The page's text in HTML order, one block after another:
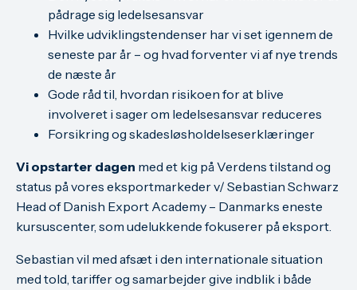
pådrage sig ledelsesansvar
Hvilke udviklingstendenser har vi set igennem de
seneste par år – og hvad forventer vi af nye trends
de næste år
Gode råd til, hvordan risikoen for at blive
involveret i sager om ledelsesansvar reduceres
Forsikring og skadesløsholdelseserklæringer
Vi opstarter dagen med et kig på Verdens tilstand og
status på vores eksportmarkeder v/ Sebastian Schwarz
Head of Danish Export Academy – Danmarks eneste
kursuscenter, som udelukkende fokuserer på eksport.
Sebastian vil med afsæt i den internationale situation
med told, tariffer og samarbejder give indblik i både